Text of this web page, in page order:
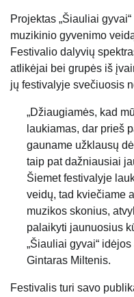
Projektas „Šiauliai
muzikinio gyvenimo
Festivalio dalyvių
atlikėjai bei grupės iš
jų festivalyje svečiuosis
„Džiaugiamės, kad
laukiamas, dar prieš
gauname užklausų
taip pat dažniausiai
Šiemet festivalyje
veidų, tad kviečiame
muzikos skonius,
palaikyti jaunuosius
„Šiauliai gyvai“
Gintaras Miltenis.
Festivalis turi savo